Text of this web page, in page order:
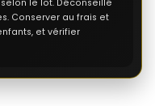
le lot. Déconseillé
Conserver au frais et
et vérifier